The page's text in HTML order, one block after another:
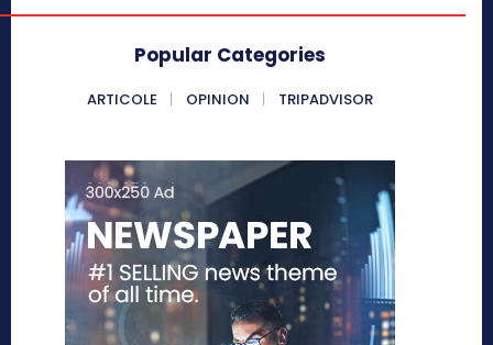
Popular Categories
ARTICOLE OPINION TRIPADVISOR